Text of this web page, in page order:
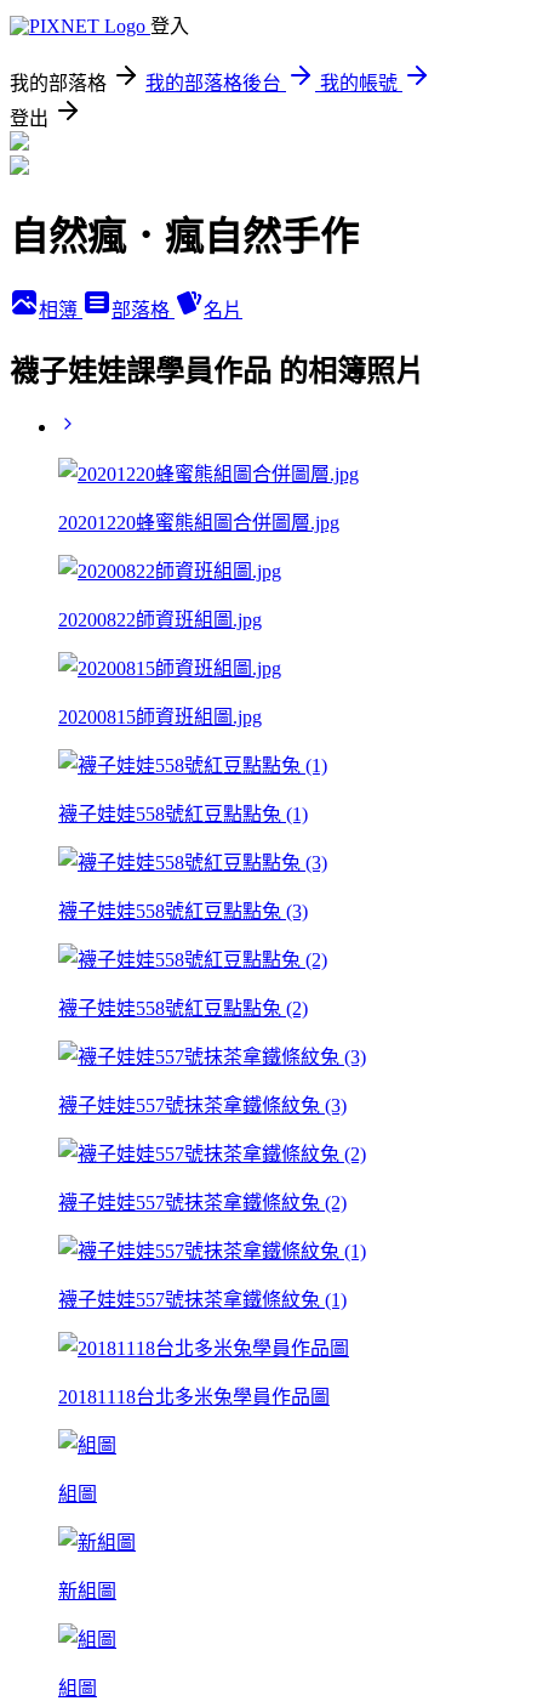
登入
我的部落格 我的部落格後台
我的帳號
登出
自然瘋．瘋自然手作
相簿 部落格 名片
襪子娃娃課學員作品 的相簿照片
20201220蜂蜜熊組圖合併圖層.jpg
20200822師資班組圖.jpg
20200815師資班組圖.jpg
襪子娃娃558號紅豆點點兔 (1)
襪子娃娃558號紅豆點點兔 (3)
襪子娃娃558號紅豆點點兔 (2)
襪子娃娃557號抹茶拿鐵條紋兔 (3)
襪子娃娃557號抹茶拿鐵條紋兔 (2)
襪子娃娃557號抹茶拿鐵條紋兔 (1)
20181118台北多米兔學員作品圖
組圖
新組圖
組圖